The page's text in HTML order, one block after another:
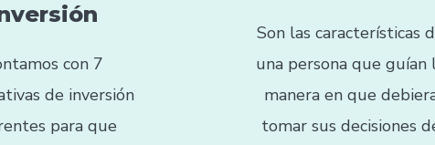
con 7
de inversión
para que
Son las características
una persona que guían
manera en que
tomar sus decisiones